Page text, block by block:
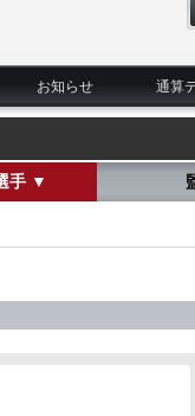
お知らせ 通算
手 ▼